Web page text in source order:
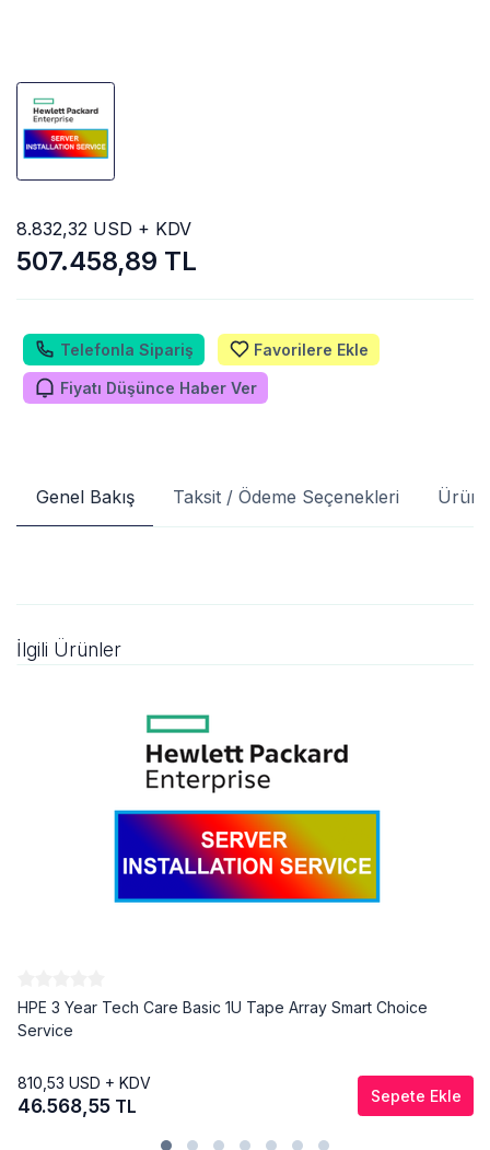
507.458,89 TL
8.832,32 USD + KDV
Telefonla Sipariş Favorilere Ekle
Fiyatı Düşünce Haber Ver
Genel Bakış Taksit / Ödeme Seçenekleri Ürün
İlgili Ürünler
HPE 3 Year Tech Care Basic 1U Tape Array Smart Choice
Service
810,53 USD + KDV
46.568,55 TL Sepete Ekle